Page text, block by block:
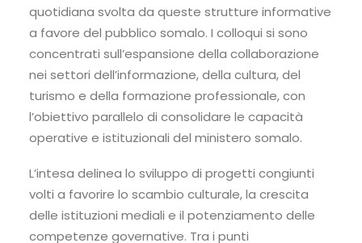
quotidiana svolta da queste strutture informative
a favore del pubblico somalo. I colloqui si sono
concentrati sull’espansione della collaborazione
nei settori dell’informazione, della cultura, del
turismo e della formazione professionale, con
l’obiettivo parallelo di consolidare le capacità
operative e istituzionali del ministero somalo.
L’intesa delinea lo sviluppo di progetti congiunti
volti a favorire lo scambio culturale, la crescita
delle istituzioni mediali e il potenziamento delle
competenze governative. Tra i punti